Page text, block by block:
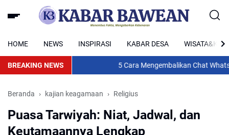
HOME NEWS INSPIRASI KABAR DESA
BREAKING NEWS 5 Cara Mengembalikan Chat
Beranda kajian keagamaan Religius
Puasa Tarwiyah: Niat, Jadwal, dan
Keutamaannya Lengkap